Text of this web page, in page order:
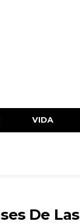
VIDA
De Las